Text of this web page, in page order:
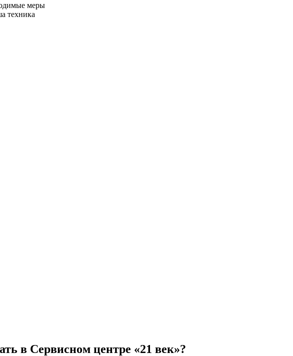
меры
техника
в Сервисном центре «21 век»?